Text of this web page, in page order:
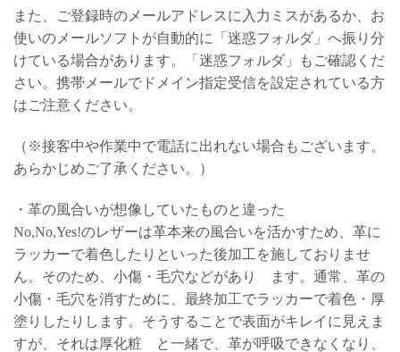
また、ご登録時のメールアドレスに入力ミスがあるか、お
使いのメールソフトが自動的に「迷惑フォルダ」へ振り分
けている場合があります。「迷惑フォルダ」もご確認くだ
さい。携帯メールでドメイン指定受信を設定されている方
はご注意ください。
（※接客中や作業中で電話に出れない場合もございます。
あらかじめご了承ください。）
・革の風合いが想像していたものと違った
No,No,Yes!のレザーは革本来の風合いを活かすため、革に
ラッカーで着色したりといった後加工を施しておりませ
ん。そのため、小傷・毛穴などがあり ます。通常、革の
小傷・毛穴を消すために、最終加工でラッカーで着色・厚
塗りしたりします。そうすることで表面がキレイに見えま
すが、それは厚化粧 と一緒で、革が呼吸できなくなり、